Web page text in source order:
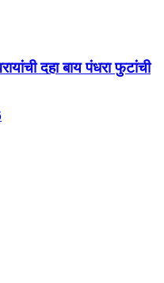
दहा बाय पंधरा फुटांची